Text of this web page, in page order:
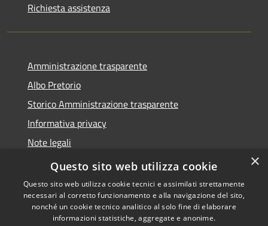
Richiesta assistenza
Amministrazione trasparente
Albo Pretorio
Storico Amministrazione trasparente
Informativa privacy
Note legali
Dichiarazione di accessibilità
Copyright © 2026 • Comune di
×
Questo sito web utilizza cookie
Questo sito web utilizza cookie tecnici e assimilati strettamente
necessari al corretto funzionamento e alla navigazione del sito,
nonché un cookie tecnico analitico al solo fine di elaborare
informazioni statistiche, aggregate e anonime.